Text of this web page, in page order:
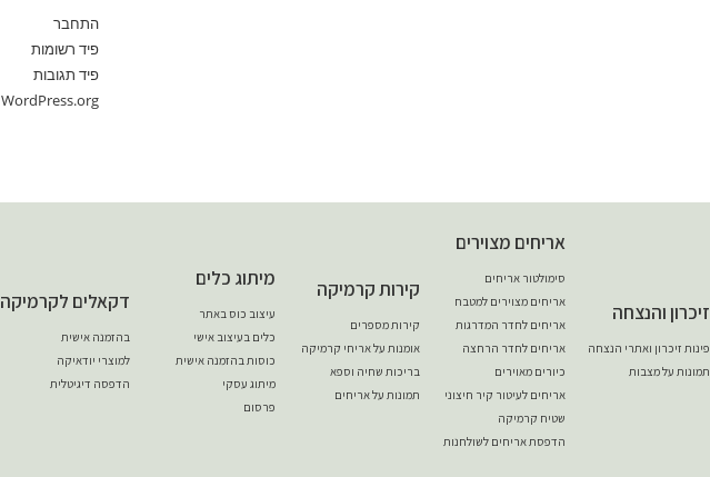
התחבר
פיד רשומות
פיד תגובות
WordPress.org
זיכרון והנצחה
פינות זיכרון ואתרי הנצחה
תמונות על מצבות
אריחים מצוירים
סימולטור אריחים
אריחים מצוירים למטבח
אריחים לחדר המדרגות
אריחים לחדר הרחצה
כיורים מאוירים
אריחים לעיטור קיר חיצוני
שטיח קרמיקה
הדפסת אריחים לשולחנות
קירות קרמיקה
קירות מספרים
אומנות על אריחי קרמיקה
בריכות שחיה וספא
תמונות על אריחים
מיתוג כלים
עיצוב כוס באתר
כלים בעיצוב אישי
כוסות בהזמנה אישית
מיתוג עסקי
פרסום
דקאלים לקרמיקה
בהזמנה אישית
למוצרי יודאיקה
הדפסה דיגיטלית